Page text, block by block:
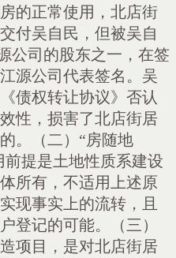
的正常使用，北店街
付吴自民，但被吴自
公司的股东之一，在签
源公司代表签名。吴
债权转让协议》否认
性，损害了北店街居
。（二）“房随地
前提是土地性质系建设
所有，不适用上述原
现事实上的流转，且
登记的可能。（三）
项目，是对北店街居